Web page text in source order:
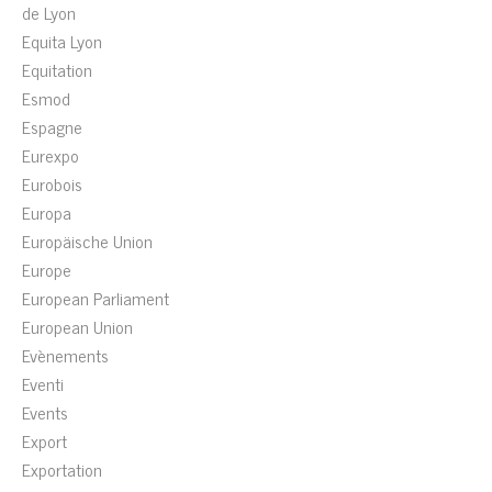
de Lyon
Equita Lyon
Equitation
Esmod
Espagne
Eurexpo
Eurobois
Europa
Europäische Union
Europe
European Parliament
European Union
Evènements
Eventi
Events
Export
Exportation